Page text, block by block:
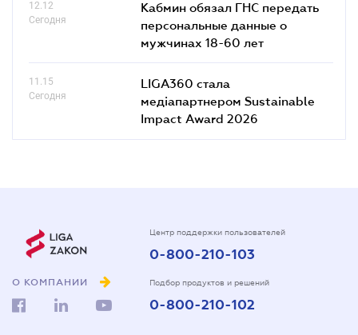
12.12
Сегодня
Кабмин обязал ГНС передать
персональные данные о
мужчинах 18-60 лет
11.15
Сегодня
LIGA360 стала
медіапартнером Sustainable
Impact Award 2026
О КОМПАНИИ
Центр поддержки пользователей
0-800-210-103
Подбор продуктов и решений
0-800-210-102